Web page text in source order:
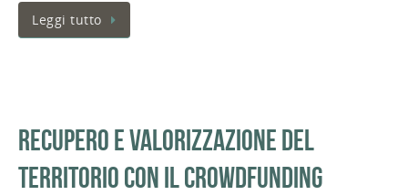
Leggi tutto
Recupero e valorizzazione del
territorio con il Crowdfunding